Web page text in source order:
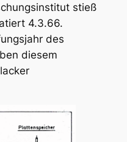
stieß
4.3.66.
des
diesem